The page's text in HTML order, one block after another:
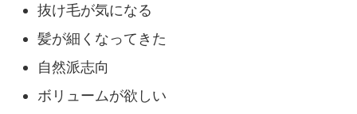
抜け毛が気になる
髪が細くなってきた
自然派志向
ボリュームが欲しい